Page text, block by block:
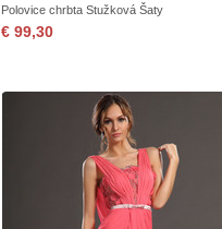
Polovice chrbta Stužková Šaty
€ 99,30